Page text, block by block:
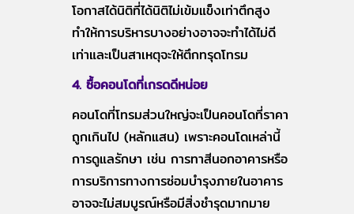
โอกาสได้นิติที่ได้นิติไม่เข้มแข็งเท่าตึกสูง
ทำให้การบริหารบางอย่างอาจจะทำได้ไม่ดี
เท่าและเป็นสาเหตุจะให้ตึกทรุดโทรม
4. ซื้อคอนโดที่เกรดดีหน่อย
คอนโดที่โทรมส่วนใหญ่จะเป็นคอนโดที่ราคา
ถูกเกินไป (หลักแสน) เพราะคอนโดเหล่านี้
การดูแลรักษา เช่น การทาสีนอกอาคารหรือ
การบริการทางการซ่อมบำรุงภายในอาคาร
อาจจะไม่สมบูรณ์หรือมีสิ่งชำรุดมากมาย